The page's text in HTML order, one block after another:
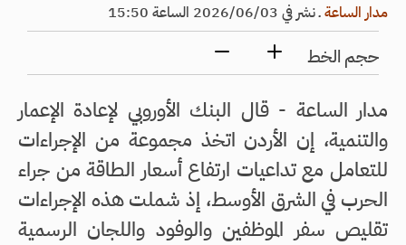
مدار الساعةـنشر في 2026/06/03 الساعة 15:50
حجم الخط
مدار الساعة - قال البنك الأوروبي لإعادة الإعمار
والتنمية، إن الأردن اتخذ مجموعة من الإجراءات
للتعامل مع تداعيات ارتفاع أسعار الطاقة من جراء
الحرب في الشرق الأوسط، إذ شملت هذه الإجراءات
تقليص سفر الموظفين والوفود واللجان الرسمية